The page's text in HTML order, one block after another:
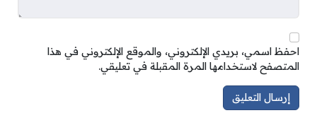
احفظ اسمي، بريدي الإلكتروني، والموقع الإلكتروني في هذا
المتصفح لاستخدامها المرة المقبلة في تعليقي.